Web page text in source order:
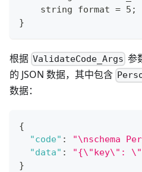
    string format = 5;
}
根据 ValidateCode_Args 参
的 JSON 数据，其中包含
数据：
{
"code" :
"\nschema
"data" :
"{\"key\":
}